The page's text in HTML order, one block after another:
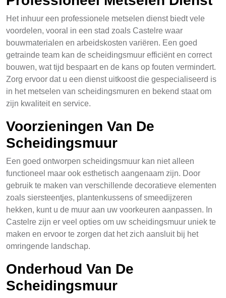
Het inhuur een professionele metselen dienst biedt vele
voordelen, vooral in een stad zoals Castelre waar
bouwmaterialen en arbeidskosten variëren. Een goed
getrainde team kan de scheidingsmuur efficiënt en correct
bouwen, wat tijd bespaart en de kans op fouten vermindert.
Zorg ervoor dat u een dienst uitkoost die gespecialiseerd is
in het metselen van scheidingsmuren en bekend staat om
zijn kwaliteit en service.
Voorzieningen Van De
Scheidingsmuur
Een goed ontworpen scheidingsmuur kan niet alleen
functioneel maar ook esthetisch aangenaam zijn. Door
gebruik te maken van verschillende decoratieve elementen
zoals siersteentjes, plantenkussens of smeedijzeren
hekken, kunt u de muur aan uw voorkeuren aanpassen. In
Castelre zijn er veel opties om uw scheidingsmuur uniek te
maken en ervoor te zorgen dat het zich aansluit bij het
omringende landschap.
Onderhoud Van De
Scheidingsmuur